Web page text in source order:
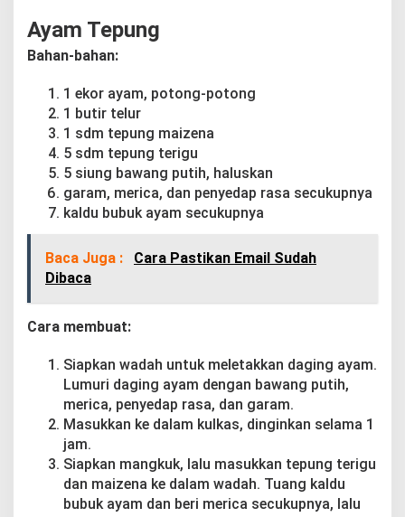
Ayam Tepung
Bahan-bahan:
1 ekor ayam, potong-potong
1 butir telur
1 sdm tepung maizena
5 sdm tepung terigu
5 siung bawang putih, haluskan
garam, merica, dan penyedap rasa secukupnya
kaldu bubuk ayam secukupnya
Baca Juga :
Cara Pastikan Email Sudah
Dibaca
Cara membuat:
Siapkan wadah untuk meletakkan daging ayam.
Lumuri daging ayam dengan bawang putih,
merica, penyedap rasa, dan garam.
Masukkan ke dalam kulkas, dinginkan selama 1
jam.
Siapkan mangkuk, lalu masukkan tepung terigu
dan maizena ke dalam wadah. Tuang kaldu
bubuk ayam dan beri merica secukupnya, lalu